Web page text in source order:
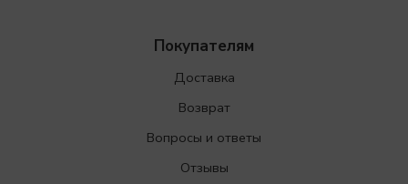
Покупателям
Доставка
Возврат
Вопросы и ответы
Отзывы